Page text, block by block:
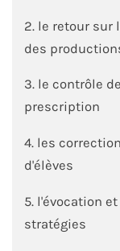
2. le retour sur
des
3. le contrôle
prescription
4. les
d'élèves
5. l'évocation
stratégies